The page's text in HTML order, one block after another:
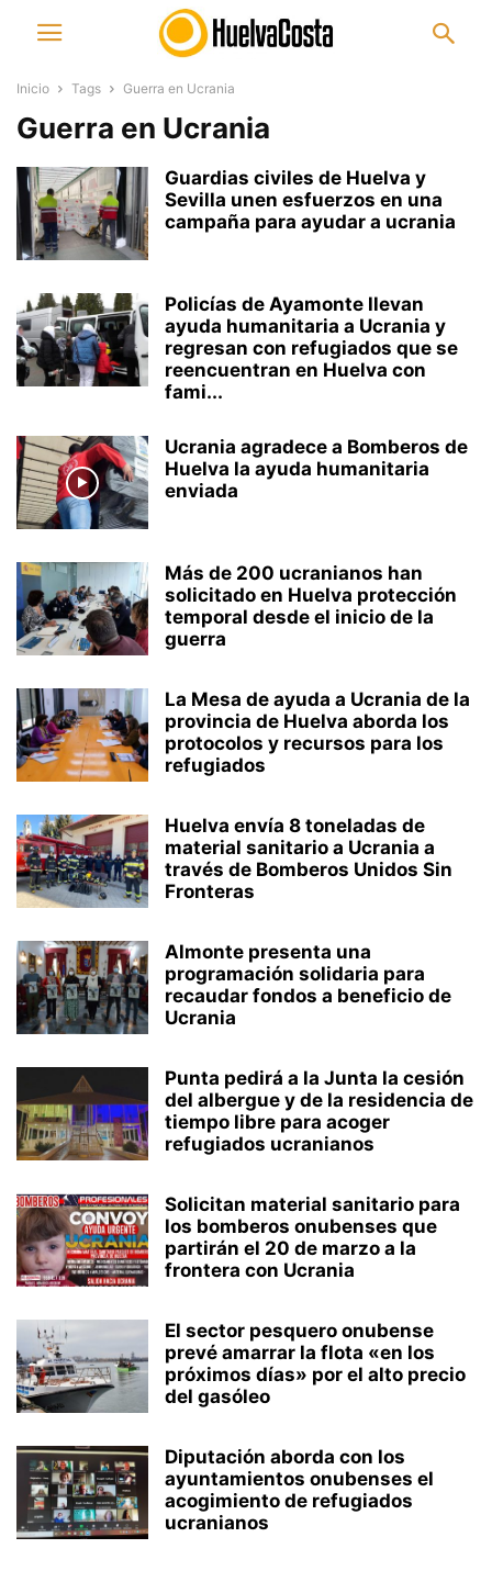
Inicio Tags Guerra en Ucrania
Guerra en Ucrania
Guardias civiles de Huelva y
Sevilla unen esfuerzos en una
campaña para ayudar a ucrania
Policías de Ayamonte llevan
ayuda humanitaria a Ucrania y
regresan con refugiados que se
reencuentran en Huelva con
fami...
Ucrania agradece a Bomberos de
Huelva la ayuda humanitaria
enviada
Más de 200 ucranianos han
solicitado en Huelva protección
temporal desde el inicio de la
guerra
La Mesa de ayuda a Ucrania de la
provincia de Huelva aborda los
protocolos y recursos para los
refugiados
Huelva envía 8 toneladas de
material sanitario a Ucrania a
través de Bomberos Unidos Sin
Fronteras
Almonte presenta una
programación solidaria para
recaudar fondos a beneficio de
Ucrania
Punta pedirá a la Junta la cesión
del albergue y de la residencia de
tiempo libre para acoger
refugiados ucranianos
Solicitan material sanitario para
los bomberos onubenses que
partirán el 20 de marzo a la
frontera con Ucrania
El sector pesquero onubense
prevé amarrar la flota «en los
próximos días» por el alto precio
del gasóleo
Diputación aborda con los
ayuntamientos onubenses el
acogimiento de refugiados
ucranianos